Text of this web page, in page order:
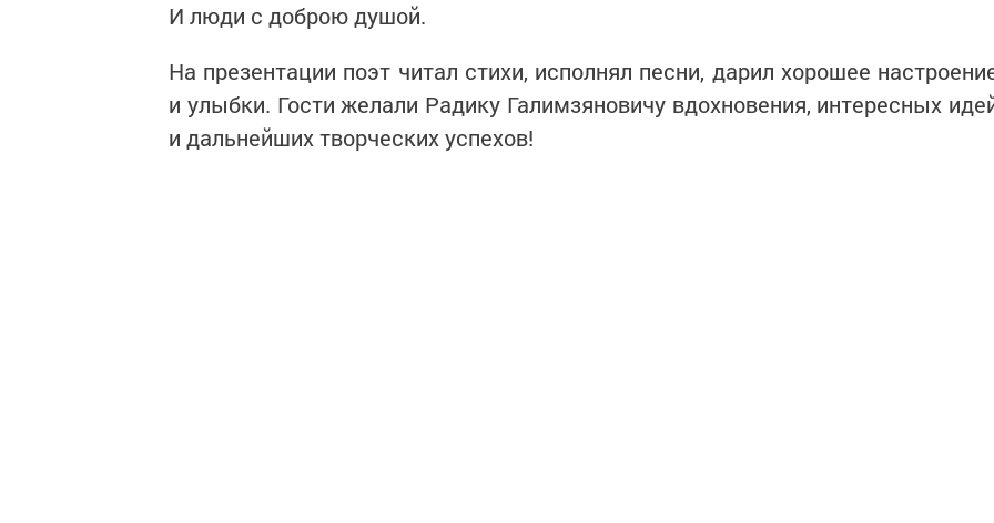
И люди с доброю душой.
На презентации поэт читал стихи, исполнял песни, дарил хорошее
и улыбки. Гости желали Радику Галимзяновичу вдохновения, интересных
и дальнейших творческих успехов!